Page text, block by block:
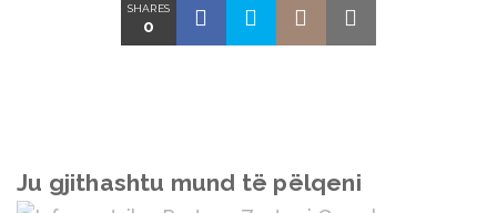
SHARES
0
Ju gjithashtu mund të pëlqeni